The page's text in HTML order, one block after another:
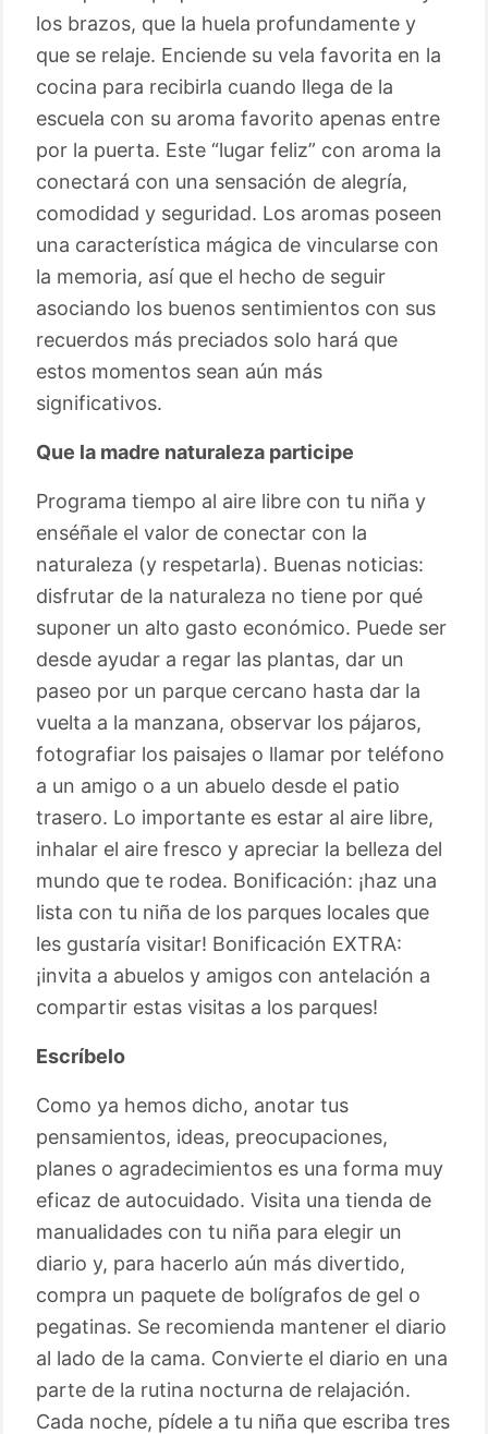
los brazos, que la huela profundamente y
que se relaje. Enciende su vela favorita en la
cocina para recibirla cuando llega de la
escuela con su aroma favorito apenas entre
por la puerta. Este “lugar feliz” con aroma la
conectará con una sensación de alegría,
comodidad y seguridad. Los aromas poseen
una característica mágica de vincularse con
la memoria, así que el hecho de seguir
asociando los buenos sentimientos con sus
recuerdos más preciados solo hará que
estos momentos sean aún más
significativos.
Que la madre naturaleza participe
Programa tiempo al aire libre con tu niña y
enséñale el valor de conectar con la
naturaleza (y respetarla). Buenas noticias:
disfrutar de la naturaleza no tiene por qué
suponer un alto gasto económico. Puede ser
desde ayudar a regar las plantas, dar un
paseo por un parque cercano hasta dar la
vuelta a la manzana, observar los pájaros,
fotografiar los paisajes o llamar por teléfono
a un amigo o a un abuelo desde el patio
trasero. Lo importante es estar al aire libre,
inhalar el aire fresco y apreciar la belleza del
mundo que te rodea. Bonificación: ¡haz una
lista con tu niña de los parques locales que
les gustaría visitar! Bonificación EXTRA:
¡invita a abuelos y amigos con antelación a
compartir estas visitas a los parques!
Escríbelo
Como ya hemos dicho, anotar tus
pensamientos, ideas, preocupaciones,
planes o agradecimientos es una forma muy
eficaz de autocuidado. Visita una tienda de
manualidades con tu niña para elegir un
diario y, para hacerlo aún más divertido,
compra un paquete de bolígrafos de gel o
pegatinas. Se recomienda mantener el diario
al lado de la cama. Convierte el diario en una
parte de la rutina nocturna de relajación.
Cada noche, pídele a tu niña que escriba tres